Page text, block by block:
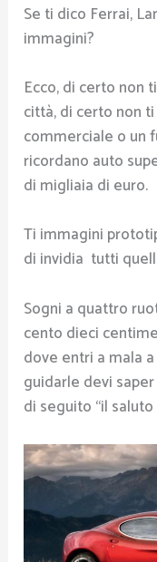
Se ti dico Ferrai,
immagini?
Ecco, di certo non
città, di certo non
commerciale o un
ricordano auto
di migliaia di euro.
Ti immagini
di invidia tutti
Sogni a quattro
cento dieci
dove entri a mala
guidarle devi
di seguito “il